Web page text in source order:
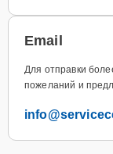
Email
Для отправки
пожеланий и